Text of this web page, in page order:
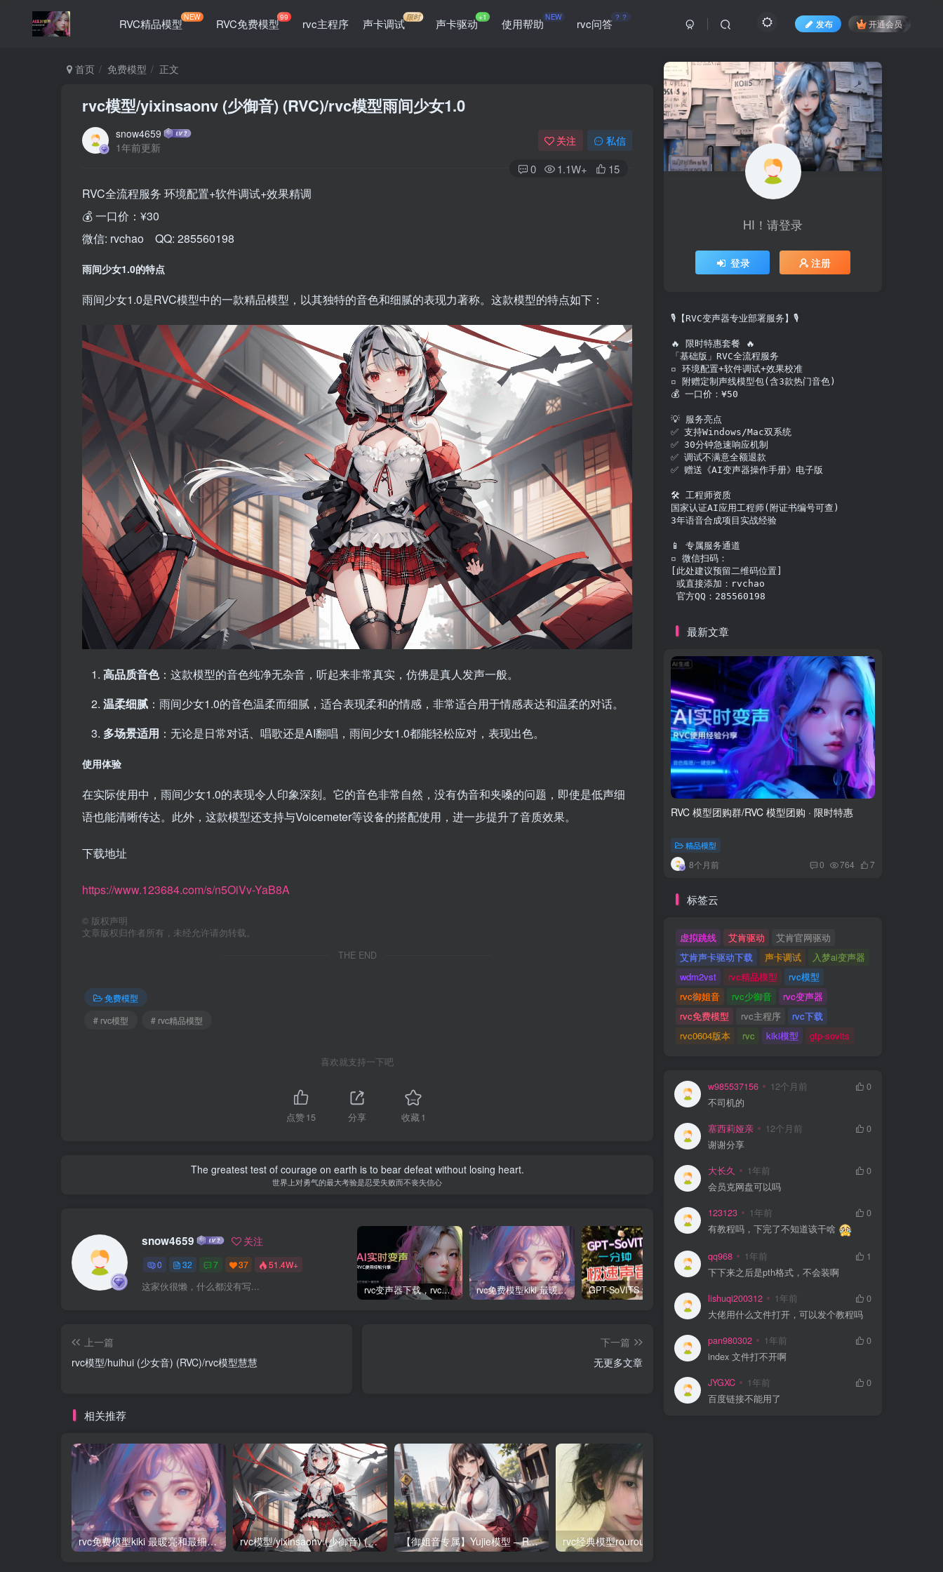
RVC精品模型NEW RVC免费模型99 rvc主程序 声卡调试限时 声卡驱动+1 使用帮助 NEW rvc问答 ？？
发布 开通会员
首页 免费模型 正文
rvc模型/yixinsaonv (少御音) (RVC)/rvc模型雨间少女1.0
snow4659
1年前更新
关注 私信
0 1.1W+ 15
RVC全流程服务 环境配置+软件调试+效果精调
💰 一口价：¥30
微信: rvchao QQ: 285560198
雨间少女1.0的特点
雨间少女1.0是RVC模型中的一款精品模型，以其独特的音色和细腻的表现力著称。这款模型的特点如下：
高品质音色：这款模型的音色纯净无杂音，听起来非常真实，仿佛是真人发声一般。
温柔细腻 ：雨间少女1.0的音色温柔而细腻，适合表现柔和的情感，非常适合用于情感表达和温柔的对话。
多场景适用 ：无论是日常对话、唱歌还是AI翻唱，雨间少女1.0都能轻松应对，表现出色。
使用体验
在实际使用中，雨间少女1.0的表现令人印象深刻。它的音色非常自然，没有伪音和夹嗓的问题，即使是低声细
语也能清晰传达。此外，这款模型还支持与Voicemeter等设备的搭配使用，进一步提升了音质效果。
下载地址
https://www.123684.com/s/n5OiVv-YaB8A
© 版权声明
文章版权归作者所有，未经允许请勿转载。
THE END
免费模型
# rvc模型
# rvc精品模型
喜欢就支持一下吧
点赞15 分享 收藏1
The greatest test of courage on earth is to bear defeat without losing heart.
世界上对勇气的最大考验是忍受失败而不丧失信心
snow4659 关注
0 32 7 37 51.4W+
这家伙很懒，什么都没有写... rvc变声器下载，rvc整合包【官网最新版本0604】 rvc免费模型kiki 最暖亮和最细柔的少御音
上一篇
rvc模型/huihui (少女音) (RVC)/rvc模型慧慧
下一篇
无更多文章
相关推荐
rvc免费模型kiki 最暖亮和最细柔的少御音 rvc模型/yixinsaonv (少御音) (RVC)/rvc模型雨间少女1.0 【御姐音专属】Yujie模型 – RVC全音域模型精品
HI！请登录
登录 注册
最新文章
RVC 模型团购群/RVC 模型团购 · 限时特惠
精品模型
8个月前
HI！请登录
登录 注册
🎙️【RVC变声器专业部署服务】🎙️
🔥 限时特惠套餐 🔥
「基础版」RVC全流程服务
▫️ 环境配置+软件调试+效果校准
▫️ 附赠定制声线模型包(含3款热门音色)
💰 一口价：¥50
💡 服务亮点
✅ 支持Windows/Mac双系统
✅ 30分钟急速响应机制
✅ 调试不满意全额退款
✅ 赠送《AI变声器操作手册》电子版
🛠️ 工程师资质
国家认证AI应用工程师(附证书编号可查)
3年语音合成项目实战经验
📱 专属服务通道
▫️ 微信扫码：
[此处建议预留二维码位置]
或直接添加：rvchao
最新文章
RVC 模型团购群/RVC 模型团购 · 限时特惠
精品模型
8个月前 0 764 7
标签云
虚拟跳线 艾肯驱动
艾肯官网驱动
艾肯声卡驱动下载
声卡调试
入梦ai变声器
wdm2vst
rvc精品模型
rvc模型
rvc御姐音
rvc少御音
rvc变声器
rvc免费模型
rvc主程序
rvc下载
rvc0604版本
rvc kiki模型 gtp-sovits
w985537156 12个月前
0
不司机的
塞西莉娅亲 12个月前
0
谢谢分享
大长久 1年前
0
会员克网盘可以吗
123123 1年前
0
有教程吗，下完了不知道该干啥
qq968 1年前
1
下下来之后是pth格式，不会装啊
lishuqi200312 1年前
0
大佬用什么文件打开，可以发个教程吗
pan980302 1年前
0
index 文件打不开啊
JYGXC 1年前
0
百度链接不能用了